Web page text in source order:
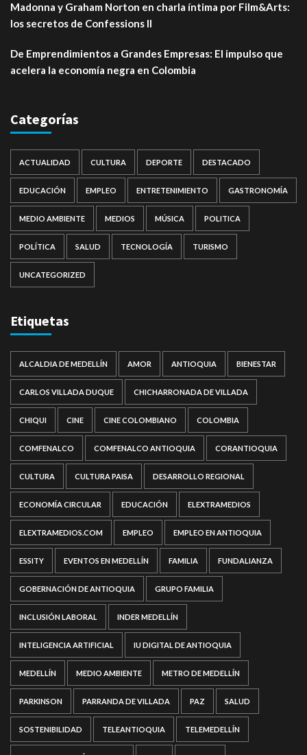
Madonna y Graham Norton en charla íntima por Film&Arts:
los secretos de Confessions II
De Emprendimientos a Grandes Empresas: El impulso que
acelera la economía negra en Colombia
Categorías
ACTUALIDAD CULTURA DEPORTE DESTACADO
EDUCACIÓN EMPLEO ENTRETENIMIENTO GASTRONOMÍA
MEDIO AMBIENTE MEDIOS MÚSICA POLITICA
POLÍTICA SALUD TECNOLOGÍA TURISMO
UNCATEGORIZED
Etiquetas
ALCALDIA DE MEDELLÍN AMOR ANTIOQUIA BIENESTAR
CARLOS VILLADA DUQUE CHICHARRONADA DE VILLADA
CHIQUI CINE CINE COLOMBIANO COLOMBIA
COMFENALCO COMFENALCO ANTIOQUIA CORANTIOQUIA
CULTURA CULTURA PAISA DESARROLLO REGIONAL
ECONOMÍA CIRCULAR EDUCACIÓN ELEXTRAMEDIOS
ELEXTRAMEDIOS.COM EMPLEO EMPLEO EN ANTIOQUIA
ESSITY EVENTOS EN MEDELLÍN FAMILIA FUNDALIANZA
GOBERNACIÓN DE ANTIOQUIA GRUPO FAMILIA
INCLUSIÓN LABORAL INDER MEDELLÍN
INTELIGENCIA ARTIFICIAL IU DIGITAL DE ANTIOQUIA
MEDELLÍN MEDIO AMBIENTE METRO DE MEDELLÍN
PARKINSON PARRANDA DE VILLADA PAZ SALUD
SOSTENIBILIDAD TELEANTIOQUIA TELEMEDELLÍN